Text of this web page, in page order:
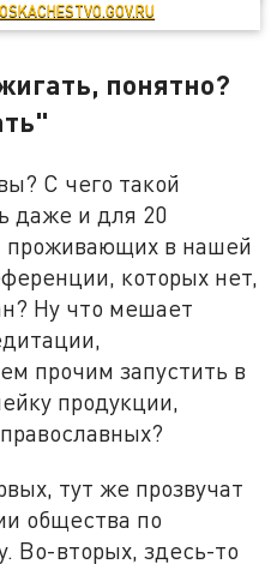
понятно?
С чего такой
даже и для 20
проживающих в нашей
которых нет,
Ну что мешает
прочим запустить в
продукции,
тут же прозвучат
общества по
Во-вторых, здесь-то